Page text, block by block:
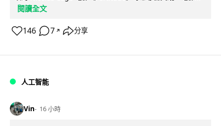
閱讀全文
146 7 ↗ 分享
人工智能
Vin 16 小時